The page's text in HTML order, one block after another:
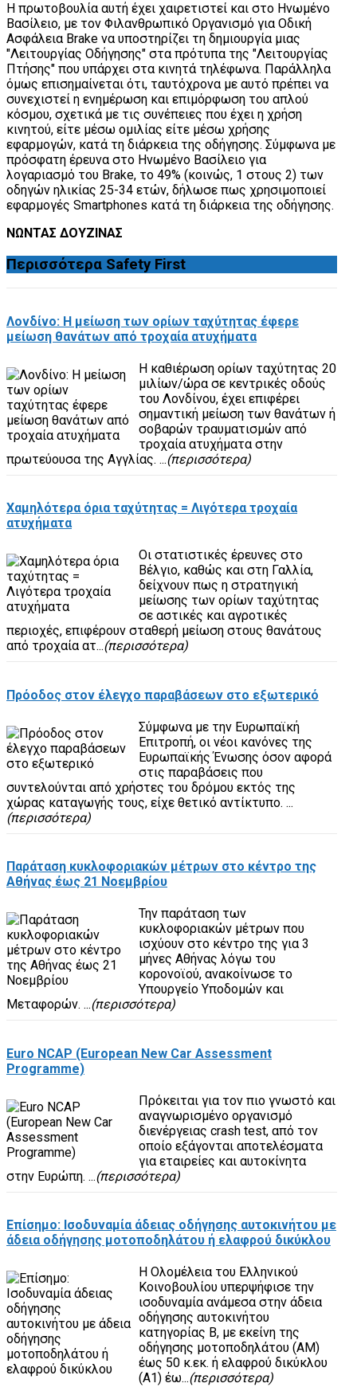
Η πρωτοβουλία αυτή έχει χαιρετιστεί και στο Ηνωμένο
Βασίλειο, με τον Φιλανθρωπικό Οργανισμό για Οδική
Ασφάλεια Brake να υποστηρίζει τη δημιουργία μιας
"Λειτουργίας Οδήγησης" στα πρότυπα της "Λειτουργίας
Πτήσης" που υπάρχει στα κινητά τηλέφωνα. Παράλληλα
όμως επισημαίνεται ότι, ταυτόχρονα με αυτό πρέπει να
συνεχιστεί η ενημέρωση και επιμόρφωση του απλού
κόσμου, σχετικά με τις συνέπειες που έχει η χρήση
κινητού, είτε μέσω ομιλίας είτε μέσω χρήσης
εφαρμογών, κατά τη διάρκεια της οδήγησης. Σύμφωνα με
πρόσφατη έρευνα στο Ηνωμένο Βασίλειο για
λογαριασμό του Brake, το 49% (κοινώς, 1 στους 2) των
οδηγών ηλικίας 25-34 ετών, δήλωσε πως χρησιμοποιεί
εφαρμογές Smartphones κατά τη διάρκεια της οδήγησης.
ΝΩΝΤΑΣ ΔΟΥΖΙΝΑΣ
Περισσότερα Safety First
Λονδίνο: Η μείωση των ορίων ταχύτητας έφερε
μείωση θανάτων από τροχαία ατυχήματα
Η καθιέρωση ορίων ταχύτητας 20
μιλίων/ώρα σε κεντρικές οδούς
του Λονδίνου, έχει επιφέρει
σημαντική μείωση των θανάτων ή
σοβαρών τραυματισμών από
τροχαία ατυχήματα στην
πρωτεύουσα της Αγγλίας. ...(περισσότερα)
Χαμηλότερα όρια ταχύτητας = Λιγότερα τροχαία
ατυχήματα
Οι στατιστικές έρευνες στο
Βέλγιο, καθώς και στη Γαλλία,
δείχνουν πως η στρατηγική
μείωσης των ορίων ταχύτητας
σε αστικές και αγροτικές
περιοχές, επιφέρουν σταθερή μείωση στους θανάτους
από τροχαία ατ...(περισσότερα)
Πρόοδος στον έλεγχο παραβάσεων στο εξωτερικό
Σύμφωνα με την Ευρωπαϊκή
Επιτροπή, οι νέοι κανόνες της
Ευρωπαϊκής Ένωσης όσον αφορά
στις παραβάσεις που
συντελούνται από χρήστες του δρόμου εκτός της
χώρας καταγωγής τους, είχε θετικό αντίκτυπο. ...
(περισσότερα)
Παράταση κυκλοφοριακών μέτρων στο κέντρο της
Αθήνας έως 21 Νοεμβρίου
Την παράταση των
κυκλοφοριακών μέτρων που
ισχύουν στο κέντρο της για 3
μήνες Αθήνας λόγω του
κορονοϊού, ανακοίνωσε το
Υπουργείο Υποδομών και
Μεταφορών. ...(περισσότερα)
Euro NCAP (European New Car Assessment
Programme)
Πρόκειται για τον πιο γνωστό και
αναγνωρισμένο οργανισμό
διενέργειας crash test, από τον
οποίο εξάγονται αποτελέσματα
για εταιρείες και αυτοκίνητα
στην Ευρώπη. ...(περισσότερα)
Επίσημο: Ισοδυναμία άδειας οδήγησης αυτοκινήτου με
άδεια οδήγησης μοτοποδηλάτου ή ελαφρού δικύκλου
Η Ολομέλεια του Ελληνικού
Κοινοβουλίου υπερψήφισε την
ισοδυναμία ανάμεσα στην άδεια
οδήγησης αυτοκινήτου
κατηγορίας Β, με εκείνη της
οδήγησης μοτοποδηλάτου (ΑΜ)
έως 50 κ.εκ. ή ελαφρού δικύκλου
(Α1) έω...(περισσότερα)